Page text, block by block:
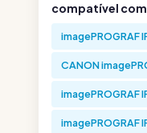
compatível
imagePROGRAF
CANON
imagePROGRAF
imagePROGRAF